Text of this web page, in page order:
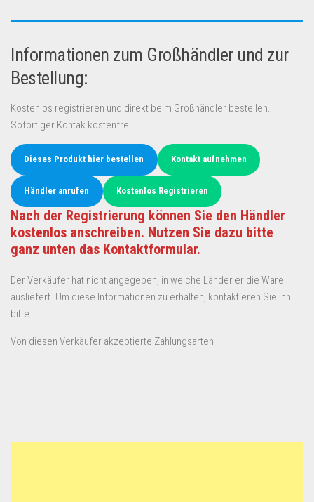
Informationen zum Großhändler und zur
Bestellung:
Kostenlos registrieren und direkt beim Großhändler bestellen.
Sofortiger Kontak kostenfrei.
Dieses Produkt hier bestellen Kontakt aufnehmen
Händler anrufen Kostenlos Registrieren
Nach der Registrierung können Sie den Händler
kostenlos anschreiben. Nutzen Sie dazu bitte
ganz unten das Kontaktformular.
Der Verkäufer hat nicht angegeben, in welche Länder er die Ware
ausliefert. Um diese Informationen zu erhalten, kontaktieren Sie ihn
bitte.
Von diesen Verkäufer akzeptierte Zahlungsarten